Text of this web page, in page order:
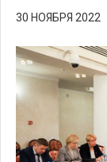
30 НОЯБРЯ 2022